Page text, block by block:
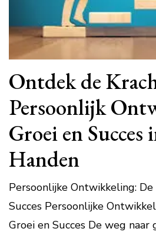
Ontdek de
Persoonlijk
Groei en Succes
Handen
Persoonlijke Ontwikkeling:
Succes Persoonlijke
Groei en Succes De weg naar